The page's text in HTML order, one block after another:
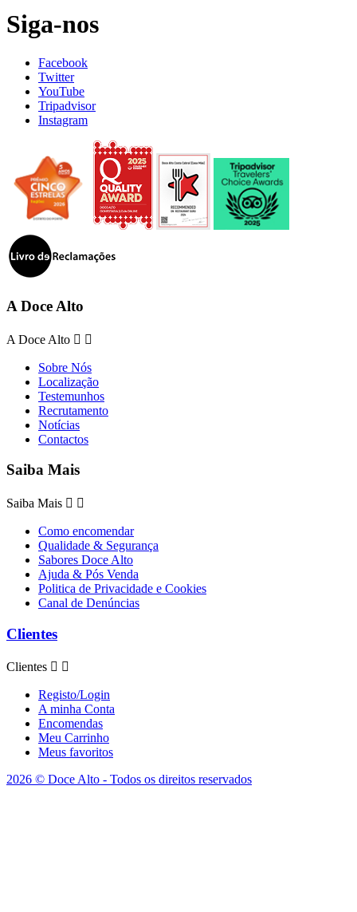
Siga-nos
Facebook
Twitter
YouTube
Tripadvisor
Instagram
A Doce Alto
A Doce Alto  
Sobre Nós
Localização
Testemunhos
Recrutamento
Notícias
Contactos
Saiba Mais
Saiba Mais  
Como encomendar
Qualidade & Segurança
Sabores Doce Alto
Ajuda & Pós Venda
Politica de Privacidade e Cookies
Canal de Denúncias
Clientes
Clientes  
Registo/Login
A minha Conta
Encomendas
Meu Carrinho
Meus favoritos
2026 © Doce Alto - Todos os direitos reservados